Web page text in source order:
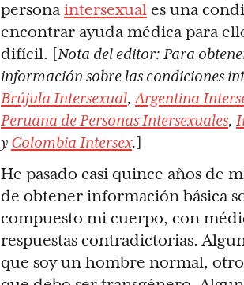
persona intersexual es una
encontrar ayuda médica para
difícil. [Nota del editor: Para
información sobre las condiciones
Brújula Intersexual, Argentina
Peruana de Personas Intersexuales,
y Colombia Intersex.]
He pasado casi quince años de
de obtener información básica
compuesto mi cuerpo, con
respuestas contradictorias.
que soy un hombre normal,